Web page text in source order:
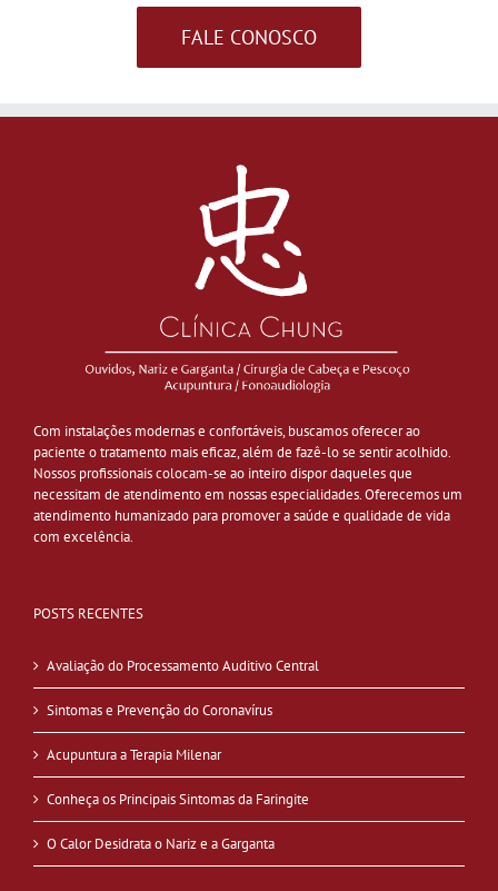
FALE CONOSCO
Com instalações modernas e confortáveis, buscamos oferecer ao
paciente o tratamento mais eficaz, além de fazê-lo se sentir acolhido.
Nossos profissionais colocam-se ao inteiro dispor daqueles que
necessitam de atendimento em nossas especialidades. Oferecemos um
atendimento humanizado para promover a saúde e qualidade de vida
com excelência.
POSTS RECENTES
Avaliação do Processamento Auditivo Central
Sintomas e Prevenção do Coronavírus
Acupuntura a Terapia Milenar
Conheça os Principais Sintomas da Faringite
O Calor Desidrata o Nariz e a Garganta